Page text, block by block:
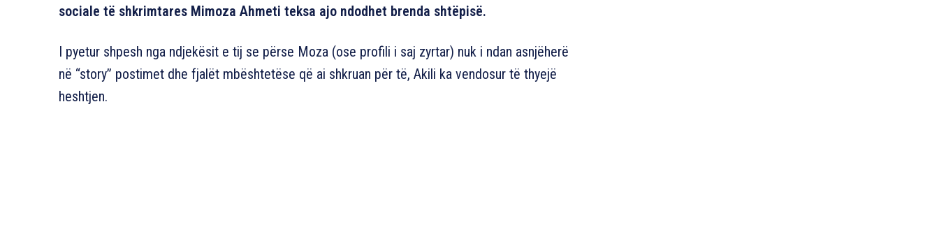
sociale të shkrimtares Mimoza Ahmeti teksa ajo ndodhet brenda shtëpisë.
I pyetur shpesh nga ndjekësit e tij se përse Moza (ose profili i saj zyrtar) nuk i ndan asnjëherë
në “story” postimet dhe fjalët mbështetëse që ai shkruan për të, Akili ka vendosur të thyejë
heshtjen.